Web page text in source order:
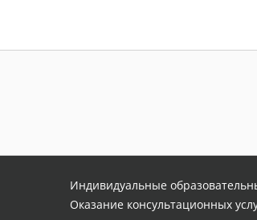
Индивидуальные
Оказание консультационных